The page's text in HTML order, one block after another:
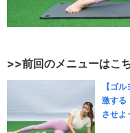
>>前回のメニューはこ
【ゴ
激する
させよ